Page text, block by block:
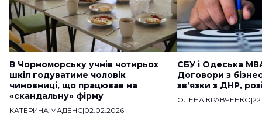
В Чорноморську учнів чотирьох
шкіл годуватиме чоловік
чиновниці, що працював на
«скандальну» фірму
КАТЕРИНА МАДЕНС|02.02.2026
СБУ і Одеська
Договори з
звʼязки з ДНР,
ОЛЕНА КРАВЧЕНКО|